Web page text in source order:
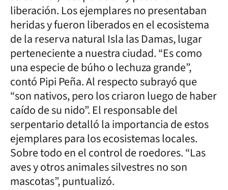
liberación. Los ejemplares no presentaban
heridas y fueron liberados en el ecosistema
de la reserva natural Isla las Damas, lugar
perteneciente a nuestra ciudad. “Es como
una especie de búho o lechuza grande”,
contó Pipi Peña. Al respecto subrayó que
“son nativos, pero los criaron luego de haber
caído de su nido”. El responsable del
serpentario detalló la importancia de estos
ejemplares para los ecosistemas locales.
Sobre todo en el control de roedores. “Las
aves y otros animales silvestres no son
mascotas”, puntualizó.